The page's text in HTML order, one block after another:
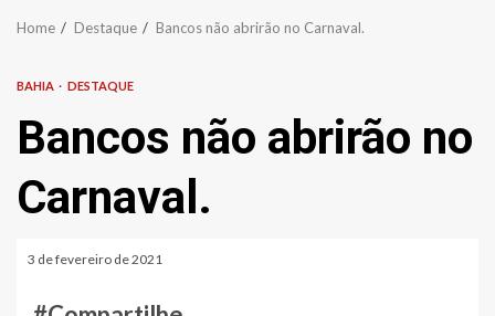
Home Destaque Bancos não abrirão no Carnaval.
BAHIA DESTAQUE
Bancos não abrirão no
Carnaval.
3 de fevereiro de 2021